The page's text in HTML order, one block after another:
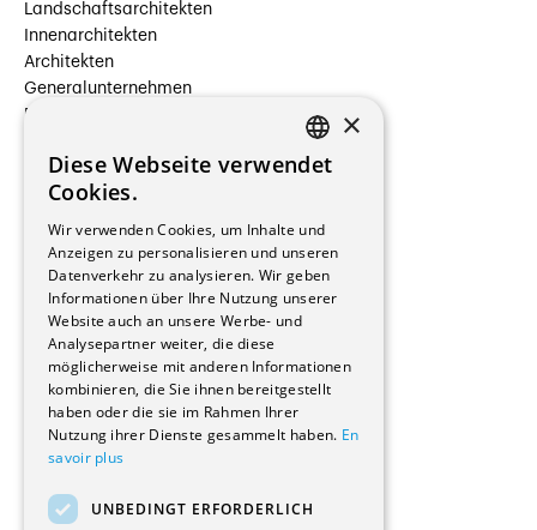
Landschaftsarchitekten
Innenarchitekten
Architekten
Generalunternehmen
Beauftragte Unternehmen
Hersteller/Lieferanten
Bauherrschaften
Immobilienverwaltungsgesellschaften
Stockwerkeigentum
Reportagen
Wohnungen
Renovierungen
Innere Umbauten
Gastgewerbe und Tourismus
Verwaltungsgebäude und Geschäfte
Schuleinrichtungen
Medizinische Einrichtungen
Kultur - Sport - Freizeit
FRENCH
×
Diese Webseite verwendet
Cookies.
Wir verwenden Cookies, um Inhalte und
Anzeigen zu personalisieren und unseren
Datenverkehr zu analysieren. Wir geben
Informationen über Ihre Nutzung unserer
Website auch an unsere Werbe- und
Analysepartner weiter, die diese
möglicherweise mit anderen Informationen
kombinieren, die Sie ihnen bereitgestellt
haben oder die sie im Rahmen Ihrer
Nutzung ihrer Dienste gesammelt haben. En
savoir plus
UNBEDINGT ERFORDERLICH